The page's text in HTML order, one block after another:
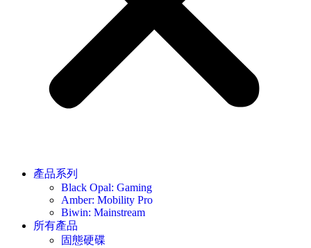
產品系列
Black Opal: Gaming
Amber: Mobility Pro
Biwin: Mainstream
所有產品
固態硬碟